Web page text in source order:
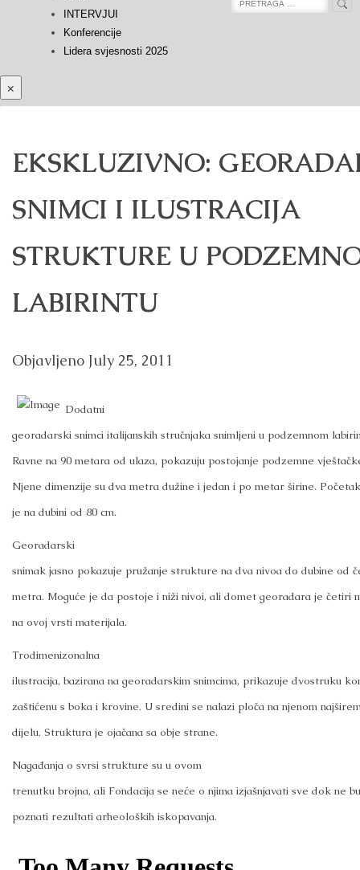
INTERVJUI
Konferencije
Lidera svjesnosti 2025
×
EKSKLUZIVNO:
SNIMCI I ILUSTRACIJA
STRUKTURE U
LABIRINTU
Objavljeno July 25, 2011
Dodatni
georadarski snimci italijanskih stručnjaka snimljeni u podzemnom
Ravne na 90 metara od ulaza, pokazuju postojanje podzemne
Njene dimenzije su dva metra dužine i jedan i po metar širine.
je na dubini od 80 cm.
Georadarski
snimak jasno pokazuje pružanje strukture na dva nivoa do dubine od
metra. Moguće je da postoje i niži nivoi, ali domet georadara je četiri
na ovoj vrsti materijala.
Trodimenizonalna
ilustracija, bazirana na georadarskim snimcima, prikazuje dvostruku
zaštićenu s boka i krovine. U sredini se nalazi ploča na njenom
dijelu. Struktura je ojačana sa obje strane.
Nagađanja o svrsi strukture su u ovom
trenutku brojna, ali Fondacija se neće o njima izjašnjavati sve dok ne
poznati rezultati arheoloških iskopavanja.